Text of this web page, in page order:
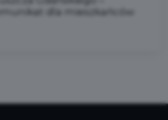
dla mieszkańców